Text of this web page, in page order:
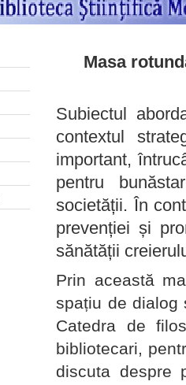
Masa
Subiectul
contextul
important,
pentru
societății. În
prevenției și
sănătății
Prin această
spațiu de dialog
Catedra de
bibliotecari,
discuta despre